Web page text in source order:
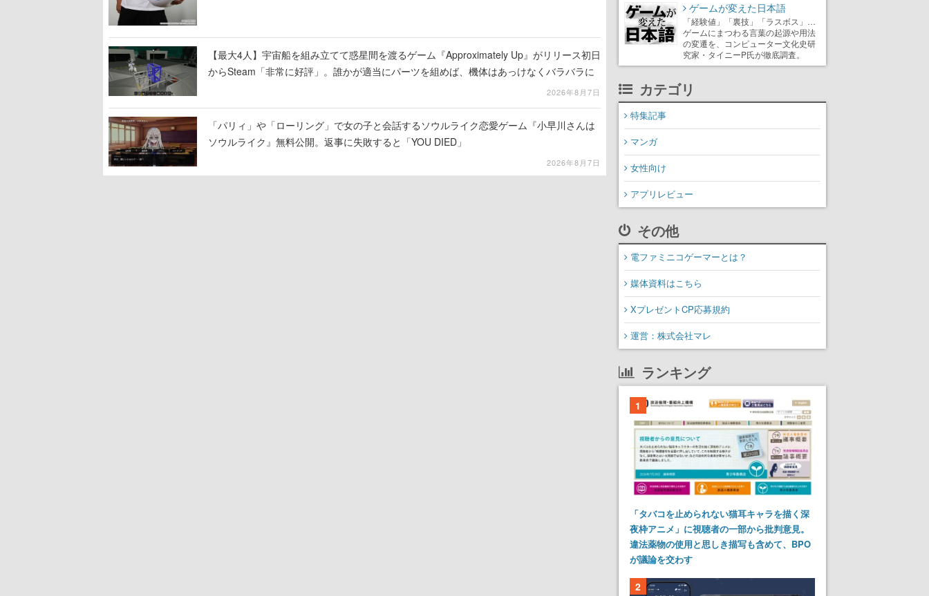
【最大4人】宇宙船を組み立てて惑星間を渡るゲーム『Approximately Up』がリリース初日
からSteam「非常に好評」。誰かが適当にパーツを組めば、機体はあっけなくバラバラに
2026年8月7日
「パリィ」や「ローリング」で女の子と会話するソウルライク恋愛ゲーム『小早川さんは
ソウルライク』無料公開。返事に失敗すると「YOU DIED」
2026年8月7日
ゲームが変えた日本語
「経験値」「裏技」「ラスボス」…
ゲームにまつわる言葉の起源や用法
の変遷を、コンピューター文化史研
究家・タイニーP氏が徹底調査。
カテゴリ
特集記事
マンガ
女性向け
アプリレビュー
その他
電ファミニコゲーマーとは？
媒体資料はこちら
XプレゼントCP応募規約
運営：株式会社マレ
ランキング
1
「タバコを止められない猫耳キャラを描く深
夜枠アニメ」に視聴者の一部から批判意見。
違法薬物の使用と思しき描写も含めて、BPO
が議論を交わす
2